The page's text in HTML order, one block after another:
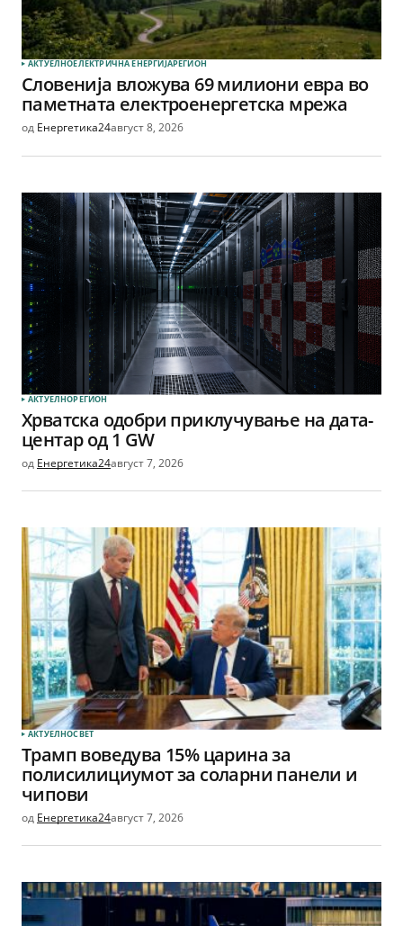
АКТУЕЛНОЕЛЕКТРИЧНА ЕНЕРГИЈАРЕГИОН
Словенија вложува 69 милиони евра во
паметната електроенергетска мрежа
од Енергетика24август 8, 2026
АКТУЕЛНОРЕГИОН
Хрватска одобри приклучување на дата-
центар од 1 GW
од Енергетика24август 7, 2026
АКТУЕЛНОСВЕТ
Трамп воведува 15% царина за
полисилициумот за соларни панели и
чипови
од Енергетика24август 7, 2026